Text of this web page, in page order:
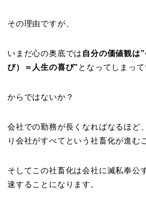
その理由ですが、
いまだ心の奥底では 自分の価値観は
び）＝人生の喜び” となってしまって
からではないか？
会社での勤務が長くなればなるほど、
り会社がすべてという社畜化が進む
そしてこの社畜化は会社に滅私奉公
速することになります。